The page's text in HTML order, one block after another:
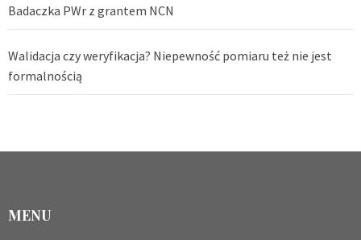
Badaczka PWr z grantem NCN
Walidacja czy weryfikacja? Niepewność pomiaru też nie jest
formalnością
MENU